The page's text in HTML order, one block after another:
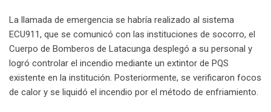
La llamada de emergencia se habría realizado al sistema
ECU911, que se comunicó con las instituciones de socorro, el
Cuerpo de Bomberos de Latacunga desplegó a su personal y
logró controlar el incendio mediante un extintor de PQS
existente en la institución. Posteriormente, se verificaron focos
de calor y se liquidó el incendio por el método de enfriamiento.